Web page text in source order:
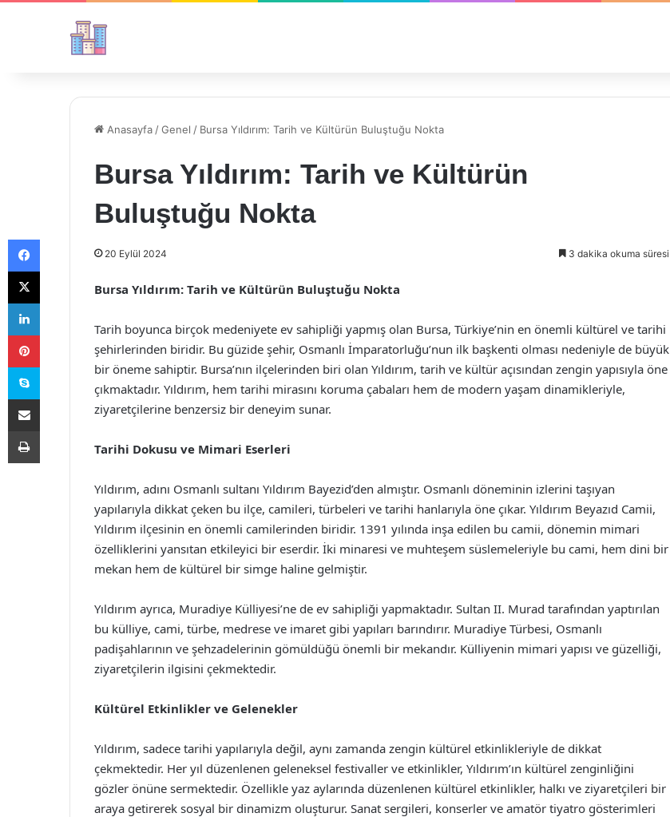
Anasayfa /Genel / Bursa Yıldırım: Tarih ve Kültürün Buluştuğu Nokta
Bursa Yıldırım: Tarih ve Kültürün
Buluştuğu Nokta
20 Eylül 2024 3 dakika okuma süresi
Bursa Yıldırım: Tarih ve Kültürün Buluştuğu Nokta
Tarih boyunca birçok medeniyete ev sahipliği yapmış olan Bursa, Türkiye’nin en önemli kültürel ve tarihi
şehirlerinden biridir. Bu güzide şehir, Osmanlı İmparatorluğu’nun ilk başkenti olması nedeniyle de büyük
bir öneme sahiptir. Bursa’nın ilçelerinden biri olan Yıldırım, tarih ve kültür açısından zengin yapısıyla öne
çıkmaktadır. Yıldırım, hem tarihi mirasını koruma çabaları hem de modern yaşam dinamikleriyle,
ziyaretçilerine benzersiz bir deneyim sunar.
Tarihi Dokusu ve Mimari Eserleri
Yıldırım, adını Osmanlı sultanı Yıldırım Bayezid’den almıştır. Osmanlı döneminin izlerini taşıyan
yapılarıyla dikkat çeken bu ilçe, camileri, türbeleri ve tarihi hanlarıyla öne çıkar. Yıldırım Beyazıd Camii,
Yıldırım ilçesinin en önemli camilerinden biridir. 1391 yılında inşa edilen bu camii, dönemin mimari
özelliklerini yansıtan etkileyici bir eserdir. İki minaresi ve muhteşem süslemeleriyle bu cami, hem dini bir
mekan hem de kültürel bir simge haline gelmiştir.
Yıldırım ayrıca, Muradiye Külliyesi’ne de ev sahipliği yapmaktadır. Sultan II. Murad tarafından yaptırılan
bu külliye, cami, türbe, medrese ve imaret gibi yapıları barındırır. Muradiye Türbesi, Osmanlı
padişahlarının ve şehzadelerinin gömüldüğü önemli bir mekandır. Külliyenin mimari yapısı ve güzelliği,
ziyaretçilerin ilgisini çekmektedir.
Kültürel Etkinlikler ve Gelenekler
Yıldırım, sadece tarihi yapılarıyla değil, aynı zamanda zengin kültürel etkinlikleriyle de dikkat
çekmektedir. Her yıl düzenlenen geleneksel festivaller ve etkinlikler, Yıldırım’ın kültürel zenginliğini
gözler önüne sermektedir. Özellikle yaz aylarında düzenlenen kültürel etkinlikler, halkı ve ziyaretçileri bir
araya getirerek sosyal bir dinamizm oluşturur. Sanat sergileri, konserler ve amatör tiyatro gösterimleri
Facebook
X
LinkedIn
Pinterest
Skype
E-Posta ile paylaş